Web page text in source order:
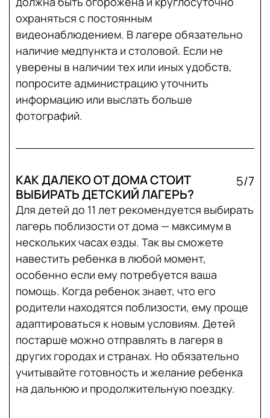
охраняться с постоянным
видеонаблюдением. В лагере обязательно
наличие медпункта и столовой. Если не
уверены в наличии тех или иных удобств,
попросите администрацию уточнить
информацию или выслать больше
фотографий.
КАК ДАЛЕКО ОТ ДОМА СТОИТ
ВЫБИРАТЬ ДЕТСКИЙ ЛАГЕРЬ?
5/7
Для детей до 11 лет рекомендуется выбирать
лагерь поблизости от дома — максимум в
нескольких часах езды. Так вы сможете
навестить ребенка в любой момент,
особенно если ему потребуется ваша
помощь. Когда ребенок знает, что его
родители находятся поблизости, ему проще
адаптироваться к новым условиям. Детей
постарше можно отправлять в лагеря в
других городах и странах. Но обязательно
учитывайте готовность и желание ребенка
на дальнюю и продолжительную поездку.